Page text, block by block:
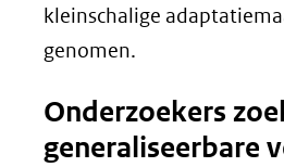
(verwijst
naar
andere
website)
nieuw
naar
een
kleinschalige
genomen.
Onderzoekers
generaliseerbare